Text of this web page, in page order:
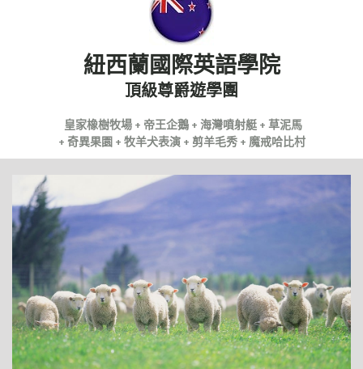
紐西蘭國際英語學院
頂級尊爵遊學團
皇家橡樹牧場 + 帝王企鵝 + 海灣噴射艇 + 草泥馬
+ 奇異果園 + 牧羊犬表演 + 剪羊毛秀 + 魔戒哈比村